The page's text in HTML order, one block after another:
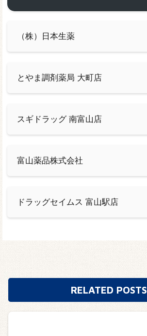
（株）日本生薬
とやま調剤薬局 大町店
スギドラッグ 南富山店
富山薬品株式会社
ドラッグセイムス 富山駅店
RELATED POSTS